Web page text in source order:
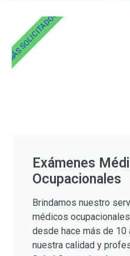
Exámenes
Ocupacionales
Brindamos nuestro
médicos
desde hace más de 10
nuestra calidad y
MÁS SOLICITADOS